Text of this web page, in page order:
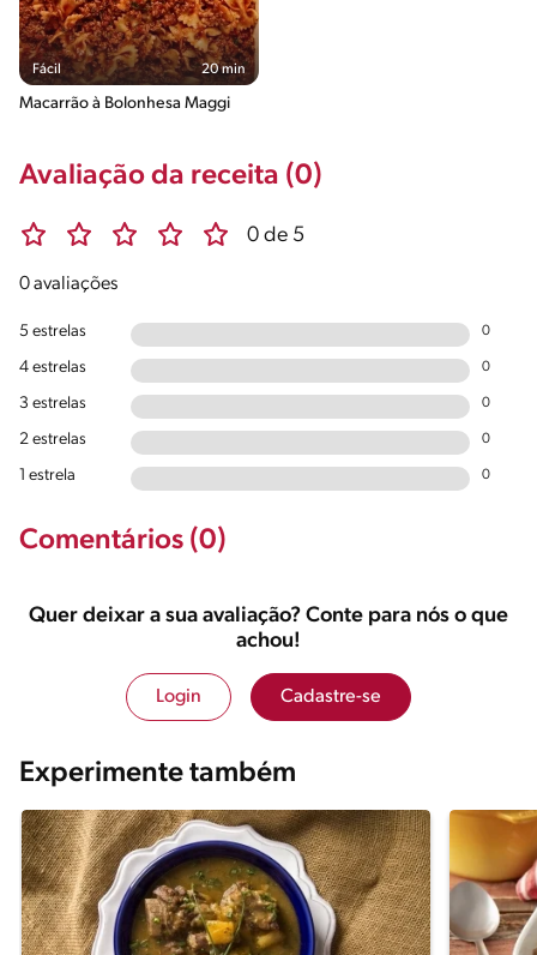
Fácil 20 min
Macarrão à Bolonhesa Maggi
Avaliação da receita (0)
0 de 5
0 avaliações
5 estrelas 0
4 estrelas 0
3 estrelas 0
2 estrelas 0
1 estrela 0
Comentários (0)
Quer deixar a sua avaliação? Conte para nós o que
achou!
Login Cadastre-se
Experimente também